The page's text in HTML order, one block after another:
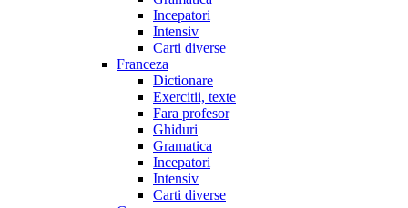
Incepatori
Intensiv
Carti diverse
Franceza
Dictionare
Exercitii, texte
Fara profesor
Ghiduri
Gramatica
Incepatori
Intensiv
Carti diverse